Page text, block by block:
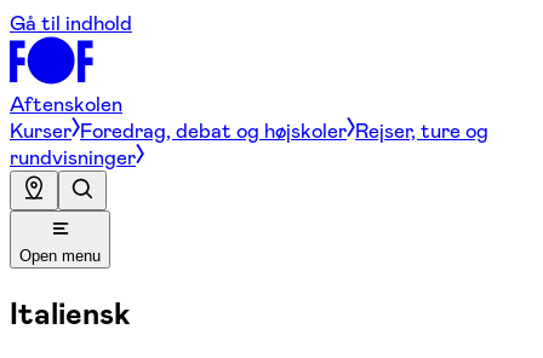
Gå til indhold
Aftenskolen
Kurser Foredrag, debat og højskoler Rejser, ture og
rundvisninger
Open menu
Italiensk